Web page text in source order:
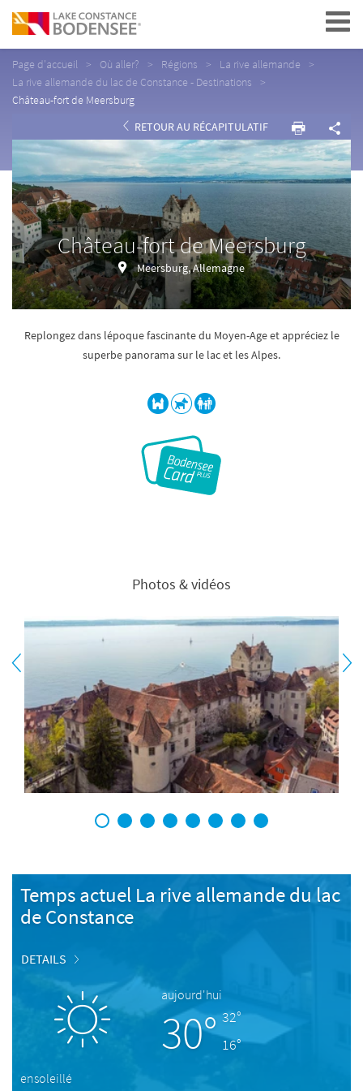
Navigation
Page d'accueil Où aller? Régions
La rive allemande
La rive allemande du lac de Constance - Destinations
Château-fort de Meersburg
RETOUR AU RÉCAPITULATIF
Château-fort de Meersburg
Meersburg, Allemagne
Replongez dans lépoque fascinante du Moyen-Age et appréciez le
superbe panorama sur le lac et les Alpes.
Photos & vidéos
1 2 3 4 5 6 7 8
Temps actuel La rive allemande du lac
de Constance
DETAILS
aujourd'hui
30° 32°
16°
ensoleillé